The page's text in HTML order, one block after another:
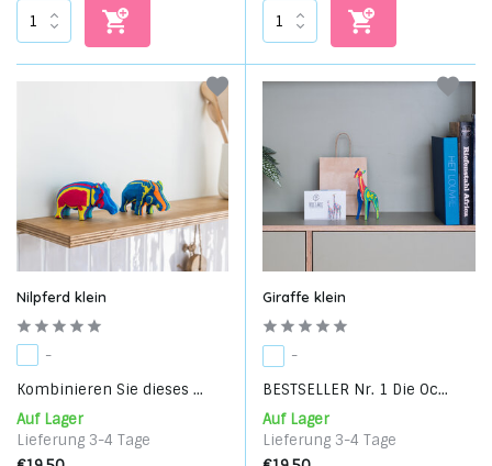
Nilpferd klein
-
Kombinieren Sie dieses ...
Auf Lager
Lieferung 3-4 Tage
Giraffe klein
-
BESTSELLER Nr. 1 Die Oc...
Auf Lager
Lieferung 3-4 Tage